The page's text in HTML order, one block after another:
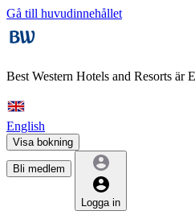
Gå till huvudinnehållet
Best Western Hotels and Resorts är
English
Visa bokning
Bli medlem
Logga in